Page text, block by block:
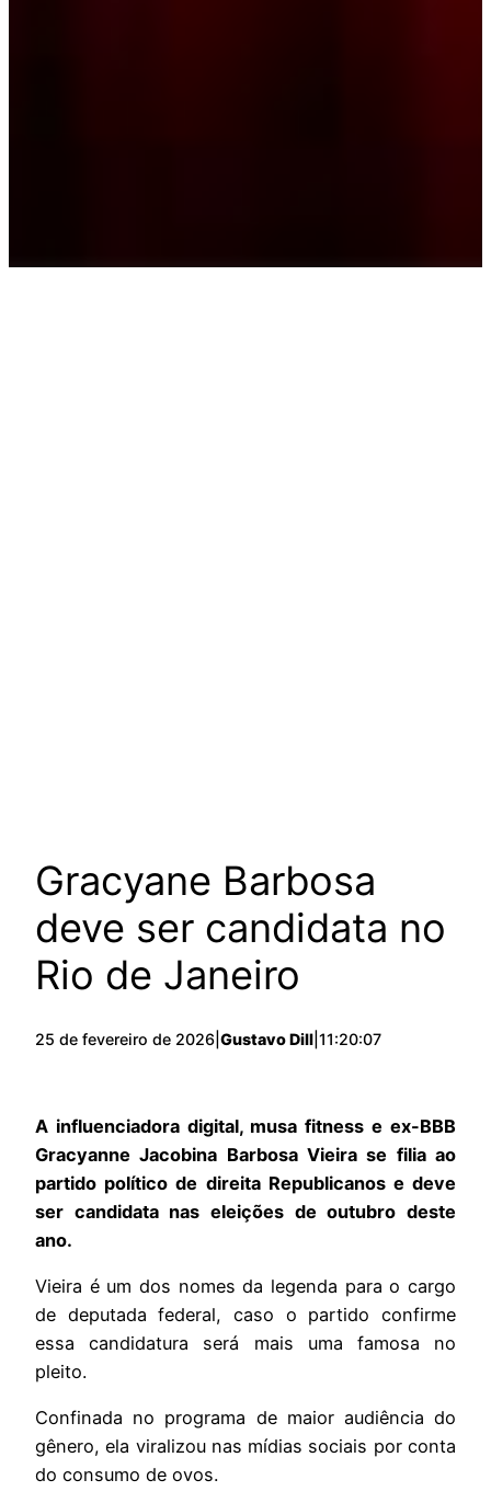
Gracyane Barbosa
deve ser candidata no
Rio de Janeiro
25 de fevereiro de 2026 Gustavo Dill 11:20:07
A influenciadora digital, musa fitness e ex-BBB
Gracyanne Jacobina Barbosa Vieira se filia ao
partido político de direita Republicanos e deve
ser candidata nas eleições de outubro deste
ano.
Vieira é um dos nomes da legenda para o cargo
de deputada federal, caso o partido confirme
essa candidatura será mais uma famosa no
pleito.
Confinada no programa de maior audiência do
gênero, ela viralizou nas mídias sociais por conta
do consumo de ovos.